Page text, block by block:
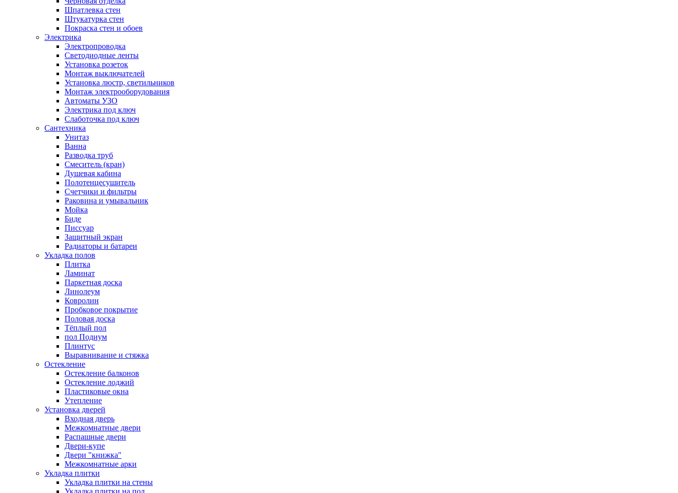
Шпатлевка стен
Штукатурка стен
Покраска стен и обоев
Электрика
Электропроводка
Светодиодные ленты
Установка розеток
Монтаж выключателей
Установка люстр, светильников
Монтаж электрооборудования
Автоматы УЗО
Электрика под ключ
Слаботочка под ключ
Сантехника
Унитаз
Ванна
Разводка труб
Смеситель (кран)
Душевая кабина
Полотенцесушитель
Счетчики и фильтры
Раковина и умывальник
Мойка
Биде
Писсуар
Защитный экран
Радиаторы и батареи
Укладка полов
Плитка
Ламинат
Паркетная доска
Линолеум
Ковролин
Пробковое покрытие
Половая доска
Тёплый пол
пол Подиум
Плинтус
Выравнивание и стяжка
Остекление
Остекление балконов
Остекление лоджий
Пластиковые окна
Утепление
Установка дверей
Входная дверь
Межкомнатные двери
Распашные двери
Двери-купе
Двери "книжка"
Межкомнатные арки
Укладка плитки
Укладка плитки на стены
Укладка плитки на пол